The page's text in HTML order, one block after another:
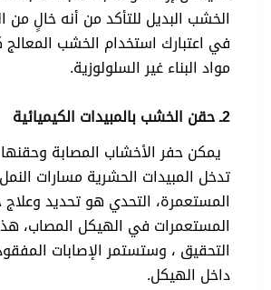
الخشب البديل للتأكد من أنه خالٍ
في اعتبارك استخدام الخشب المعالج
مواد البناء غير السلولوزية.
2ـ حقن الخشب بالمبيدات الكيميائية
يمكن حفر الأخشاب المصابة وحقنها
تدخل المبيدات الحشرية مسارات
المستعمرة، التحدي هو تحديد
المستعمرات في الهيكل المصاب،
التحقيق ، وستستمر الإصابات
داخل الهيكل.